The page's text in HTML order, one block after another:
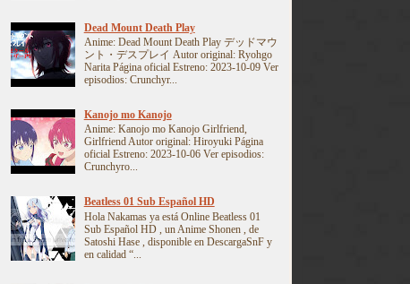
Dead Mount Death Play
Anime: Dead Mount Death Play デッドマウ
ント・デスプレイ Autor original: Ryohgo
Narita Página oficial Estreno: 2023-10-09 Ver
episodios: Crunchyr...
Kanojo mo Kanojo
Anime: Kanojo mo Kanojo Girlfriend,
Girlfriend Autor original: Hiroyuki Página
oficial Estreno: 2023-10-06 Ver episodios:
Crunchyro...
Beatless 01 Sub Español HD
Hola Nakamas ya está Online Beatless 01
Sub Español HD , un Anime Shonen , de
Satoshi Hase , disponible en DescargaSnF y
en calidad “...